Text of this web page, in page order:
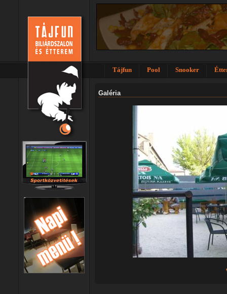
Tájfun Pool Snooker
Galéria